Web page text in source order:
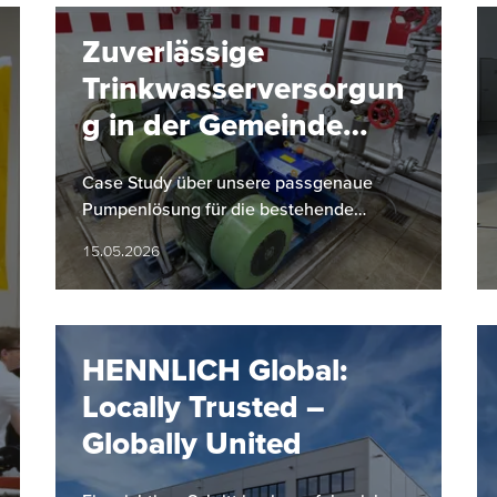
Zuverlässige
Trinkwasserversorgun
g in der Gemeinde
Hinterstoder
Case Study über unsere passgenaue
Pumpenlösung für die bestehende
Infrastruktur der Gemeinde Hinterstoder
15.05.2026
HENNLICH Global:
Locally Trusted –
Globally United